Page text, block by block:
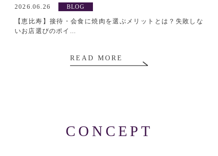
2026.06.26 BLOG
【恵比寿】接待・会食に焼肉を選ぶメリットとは？失敗しな
いお店選びのポイ...
READ MORE
CONCEPT